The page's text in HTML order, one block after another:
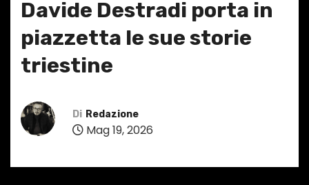
Davide Destradi porta in
piazzetta le sue storie
triestine
Di Redazione
Mag 19, 2026